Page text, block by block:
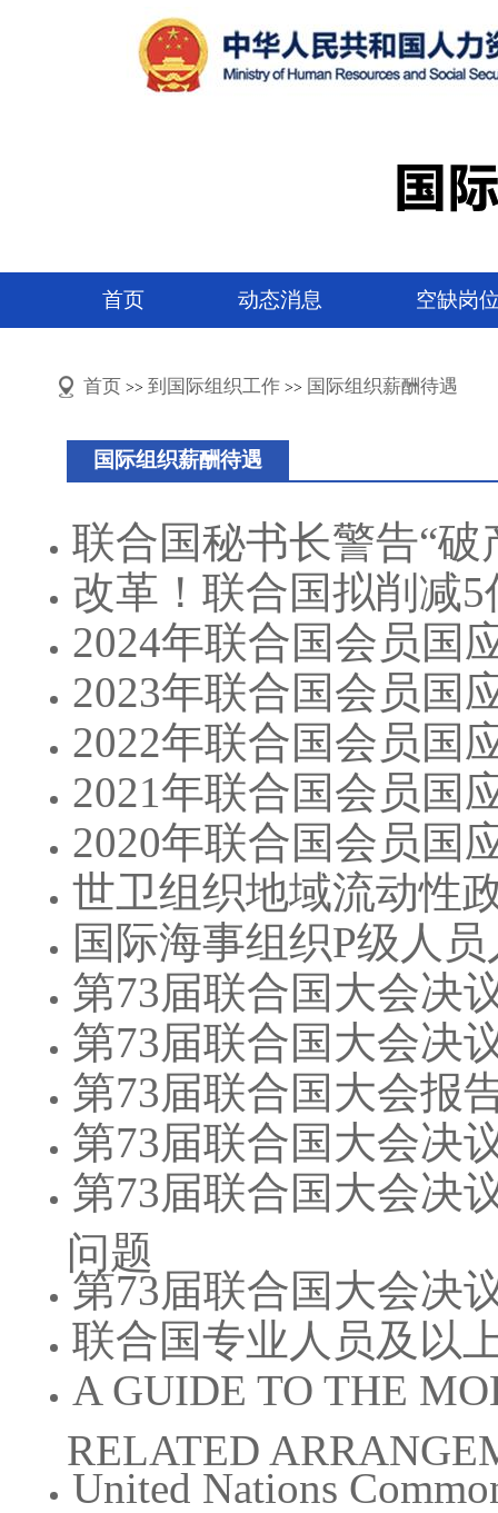
首页 动态消息 空缺岗
首页 >> 到国际组织工作 >> 国际组织薪酬待遇
国际组织薪酬待遇
联合国秘书长警告“破
改革！联合国拟削减
2024年联合国会员国
2023年联合国会员国
2022年联合国会员国
2021年联合国会员国
2020年联合国会员国
世卫组织地域流动性
国际海事组织P级人
第73届联合国大会决
第73届联合国大会决
第73届联合国大会报
第73届联合国大会决
第73届联合国大会决
问题
第73届联合国大会决
联合国专业人员及以
A GUIDE TO THE
RELATED
United Nations